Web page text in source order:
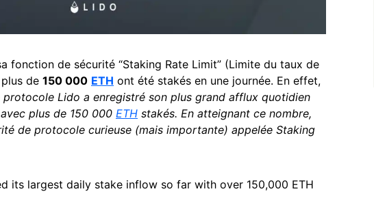
fonction de sécurité “Staking Rate Limit” (Limite du taux de
de 150 000 ETH ont été stakés en une journée. En effet,
protocole Lido a enregistré son plus grand afflux quotidien
plus de 150 000 ETH stakés. En atteignant ce nombre,
de protocole curieuse (mais importante) appelée Staking
its largest daily stake inflow so far with over 150,000 ETH